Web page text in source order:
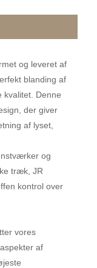
og leveret af
blanding af
kvalitet. Denne
der giver
af lyset,
og
træk, JR
kontrol over
vores
af